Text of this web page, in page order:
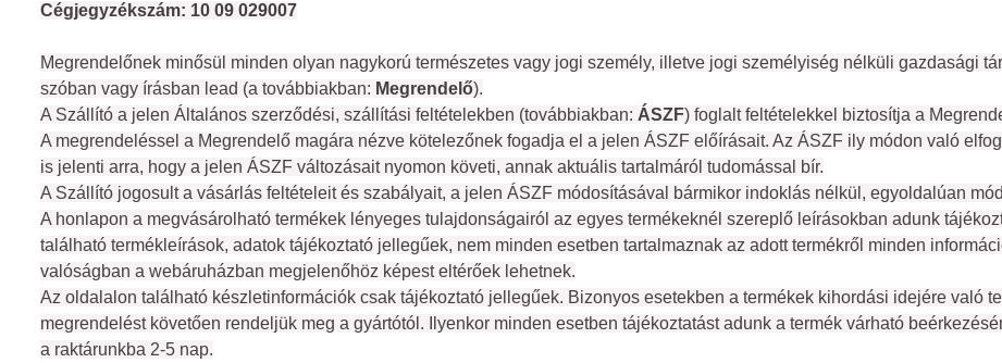
Cégjegyzékszám: 10 09 029007
Megrendelőnek minősül minden olyan nagykorú természetes vagy jogi személy, illetve jogi személyiség nélküli gazdasági
szóban vagy írásban lead (a továbbiakban: Megrendelő).
A Szállító a jelen Általános szerződési, szállítási feltételekben (továbbiakban: ÁSZF) foglalt feltételekkel biztosítja a
A megrendeléssel a Megrendelő magára nézve kötelezőnek fogadja el a jelen ÁSZF előírásait. Az ÁSZF ily módon való
is jelenti arra, hogy a jelen ÁSZF változásait nyomon követi, annak aktuális tartalmáról tudomással bír.
A Szállító jogosult a vásárlás feltételeit és szabályait, a jelen ÁSZF módosításával bármikor indoklás nélkül, egyoldalúan
A honlapon a megvásárolható termékek lényeges tulajdonságairól az egyes termékeknél szereplő leírásokban adunk
található termékleírások, adatok tájékoztató jellegűek, nem minden esetben tartalmaznak az adott termékről minden
valóságban a webáruházban megjelenőhöz képest eltérőek lehetnek.
Az oldalalon található készletinformációk csak tájékoztató jellegűek. Bizonyos esetekben a termékek kihordási idejére való
megrendelést követően rendeljük meg a gyártótól. Ilyenkor minden esetben tájékoztatást adunk a termék várható
a raktárunkba 2-5 nap.